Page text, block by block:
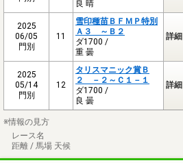
良 晴
2025
06/05
門別
11
雪印種苗ＢＦＭＰ特別
Ａ３ ～Ｂ２
ダ1700 /
重 曇
詳細
2025
05/14
門別
12
タリスマニック賞Ｂ
２ －２～Ｃ１－１
ダ1700 /
良 曇
詳細
※情報の見方
レース名
距離 / 馬場 天候